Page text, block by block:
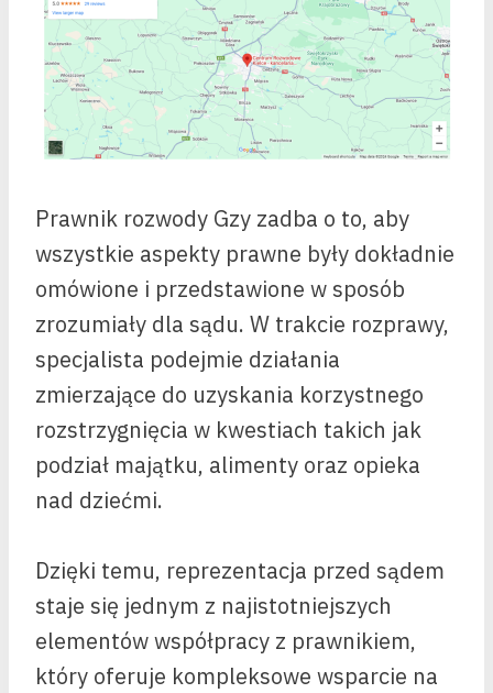
Prawnik rozwody Gzy zadba o to, aby
wszystkie aspekty prawne były dokładnie
omówione i przedstawione w sposób
zrozumiały dla sądu. W trakcie rozprawy,
specjalista podejmie działania
zmierzające do uzyskania korzystnego
rozstrzygnięcia w kwestiach takich jak
podział majątku, alimenty oraz opieka
nad dziećmi.
Dzięki temu, reprezentacja przed sądem
staje się jednym z najistotniejszych
elementów współpracy z prawnikiem,
który oferuje kompleksowe wsparcie na